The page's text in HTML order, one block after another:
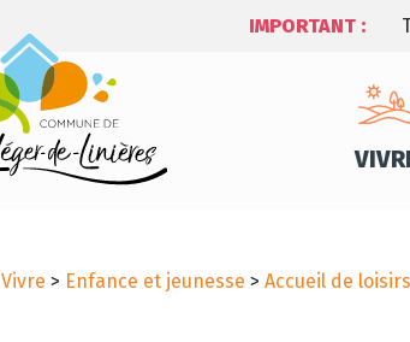
IMPORTANT :
Vivre > Enfance et jeunesse > Accueil de